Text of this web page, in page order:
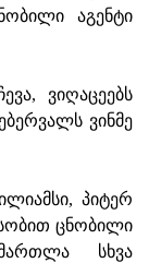
აგენტი
ვიღაცეებს
ვინმე
პიტერ
ცნობილი
სხვა